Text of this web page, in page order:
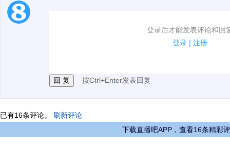
登录后才能发表评论和回
登录 | 注册
1.电脑端新用户可以发表评论了！
按Ctrl+Enter发表回复
已有16条评论。 刷新评论
下载直播吧APP，查看16条精彩